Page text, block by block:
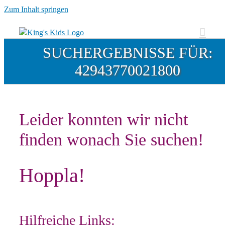
Zum Inhalt springen
SUCHERGEBNISSE FÜR:
42943770021800
Leider konnten wir nicht
finden wonach Sie suchen!
Hoppla!
Hilfreiche Links: